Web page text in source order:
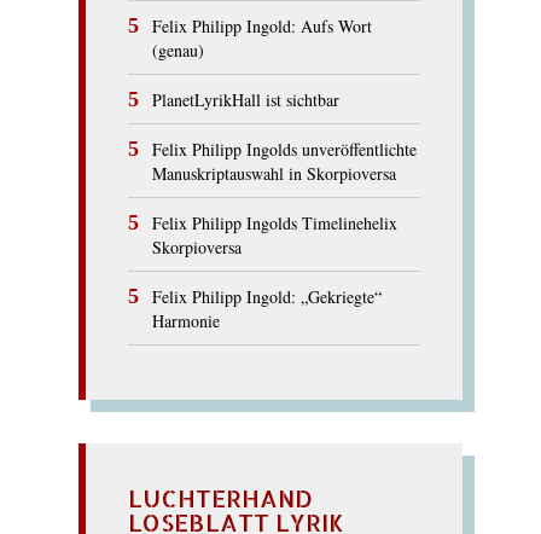
Felix Philipp Ingold: Aufs Wort
(genau)
PlanetLyrikHall ist sichtbar
Felix Philipp Ingolds unveröffentlichte
Manuskriptauswahl in Skorpioversa
Felix Philipp Ingolds Timelinehelix
Skorpioversa
Felix Philipp Ingold: „Gekriegte“
Harmonie
LUCHTERHAND
LOSEBLATT LYRIK